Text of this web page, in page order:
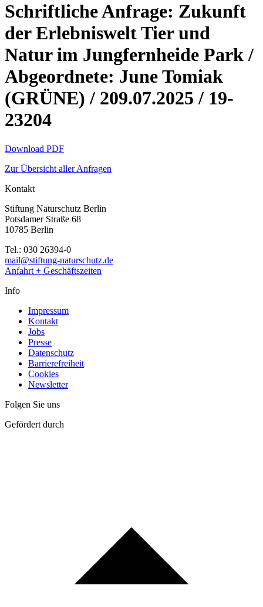
Schriftliche Anfrage: Zukunft
der Erlebniswelt Tier und
Natur im Jungfernheide Park /
Abgeordnete: June Tomiak
(GRÜNE) / 209.07.2025 / 19-
23204
Download PDF
Zur Übersicht aller Anfragen
Kontakt
Stiftung Naturschutz Berlin
Potsdamer Straße 68
10785 Berlin
Tel.: 030 26394-0
mail@stiftung-naturschutz.de
Anfahrt + Geschäftszeiten
Info
Impressum
Kontakt
Jobs
Presse
Datenschutz
Barrierefreiheit
Cookies
Newsletter
Folgen Sie uns
Gefördert durch